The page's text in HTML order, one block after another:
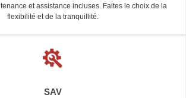
et assistance incluses. Faites le choix de la
flexibilité et de la tranquillité.
SAV